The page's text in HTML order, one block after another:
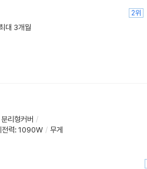
대 3개월
2위
분리형커버 /
전력: 1090W / 무게